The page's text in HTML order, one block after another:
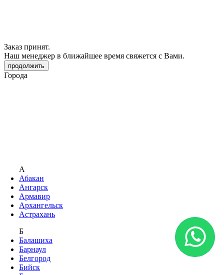
Заказ принят.
Наш менеджер в ближайшее время свяжется с Вами.
продолжить
Города
А
Абакан
Ангарск
Армавир
Архангельск
Астрахань
Б
Балашиха
Барнаул
Белгород
Бийск